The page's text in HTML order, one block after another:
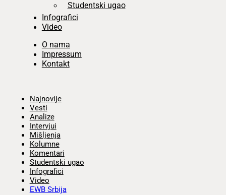
Studentski ugao
Infografici
Video
O nama
Impressum
Kontakt
Najnovije
Vesti
Analize
Intervjui
Mišljenja
Kolumne
Komentari
Studentski ugao
Infografici
Video
EWB Srbija